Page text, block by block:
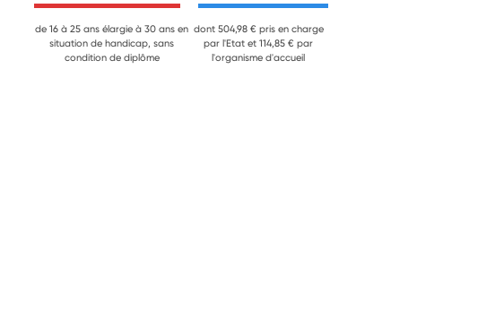
de 16 à 25 ans élargie à 30 ans en
situation de handicap, sans
condition de diplôme
dont 504,98 € pris en charge
par l'Etat et 114,85 € par
l'organisme d'accueil